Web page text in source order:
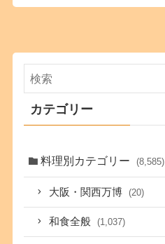
カテゴリー
料理別カテゴリー (8,585)
大阪・関西万博 (20)
和食全般 (1,037)